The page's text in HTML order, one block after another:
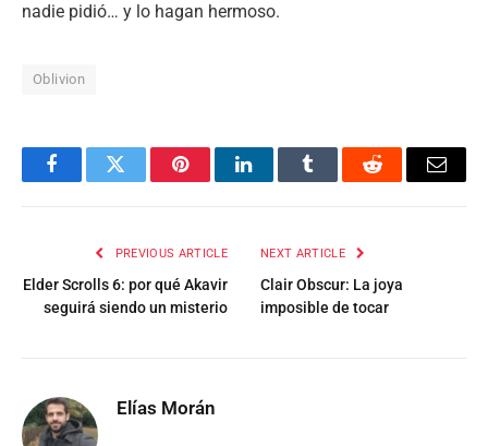
nadie pidió… y lo hagan hermoso.
Oblivion
FacebookTwitter PinterestLinkedInTumblr Reddit Email
PREVIOUS ARTICLE
Elder Scrolls 6: por qué Akavir
seguirá siendo un misterio
NEXT ARTICLE
Clair Obscur: La joya
imposible de tocar
Elías Morán